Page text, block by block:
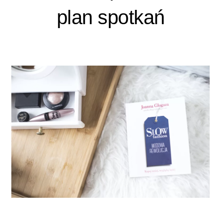
plan spotkań